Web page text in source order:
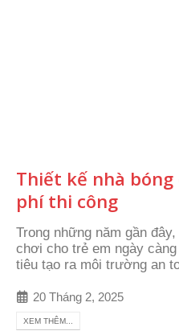
Thiết kế nhà bóng
phí thi công
Trong những năm gần
chơi cho trẻ em ngày
tiêu tạo ra môi trường an
20 Tháng 2, 2025
XEM THÊM...